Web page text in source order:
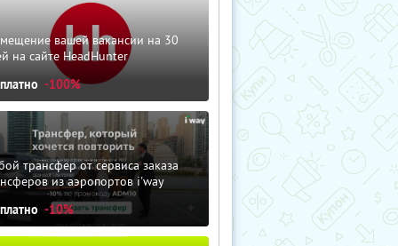
вашей вакансии на 30
на сайте HeadHunter
-100%
трансфер от сервиса заказа
из аэропортов i'way
-10%